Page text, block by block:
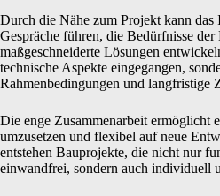
Durch die Nähe zum Projekt kann das
Gespräche führen, die Bedürfnisse der
maßgeschneiderte Lösungen
technische Aspekte eingegangen,
Rahmenbedingungen und langfristige
Die enge Zusammenarbeit ermöglicht
umzusetzen und flexibel auf neue
entstehen Bauprojekte, die nicht nur
einwandfrei, sondern auch individuell